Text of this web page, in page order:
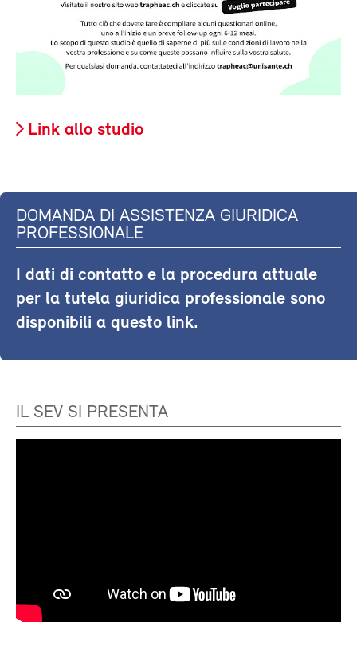
Link allo studio
DOMANDA DI ASSISTENZA GIURIDICA
PROFESSIONALE
I dati di contatto e la procedura attuale
per la tutela giuridica professionale sono
disponibili a questo link.
IL SEV SI PRESENTA